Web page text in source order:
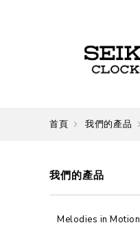
首頁 我們的產品
我們的產品
Melodies in Motion